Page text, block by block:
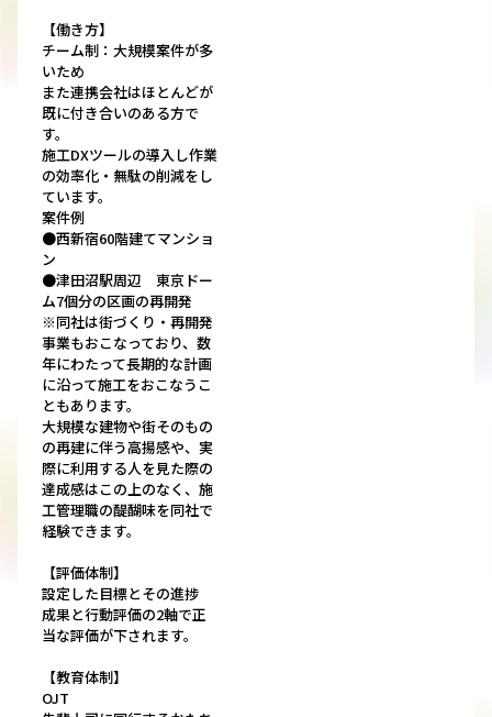
【働き方】
チーム制：大規模案件が多
いため
また連携会社はほとんどが
既に付き合いのある方で
す。
施工DXツールの導入し作業
の効率化・無駄の削減をし
ています。
案件例
●西新宿60階建てマンショ
ン
●津田沼駅周辺 東京ドー
ム7個分の区画の再開発
※同社は街づくり・再開発
事業もおこなっており、数
年にわたって長期的な計画
に沿って施工をおこなうこ
ともあります。
大規模な建物や街そのもの
の再建に伴う高揚感や、実
際に利用する人を見た際の
達成感はこの上のなく、施
工管理職の醍醐味を同社で
経験できます。
【評価体制】
設定した目標とその進捗
成果と行動評価の2軸で正
当な評価が下されます。
【教育体制】
OJT